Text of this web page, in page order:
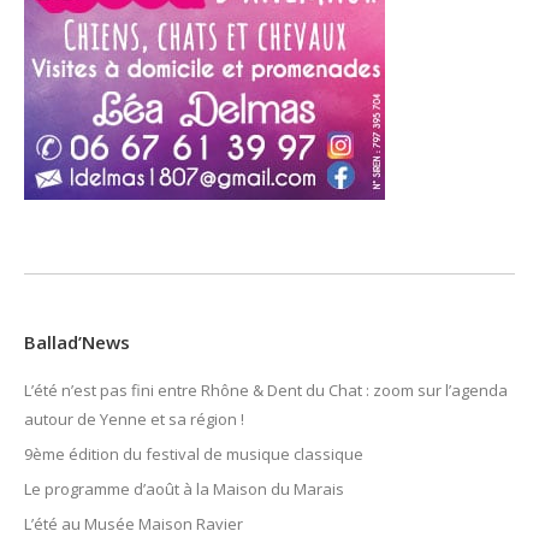
Ballad’News
L’été n’est pas fini entre Rhône & Dent du Chat : zoom sur l’agenda
autour de Yenne et sa région !
9ème édition du festival de musique classique
Le programme d’août à la Maison du Marais
L’été au Musée Maison Ravier